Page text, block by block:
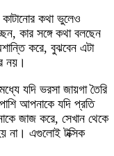
কথা ভুলেও
কার সঙ্গে কথা বলছেন
করে, বুঝবেন এটা
নয়।
যদি ভরসা জায়গা তৈরি
আপনাকে যদি প্রতি
জাজ করে, সেখান থেকে
না। এগুলোই টক্সিক